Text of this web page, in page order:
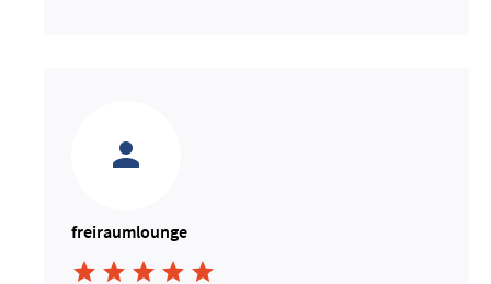
freiraumlounge
    